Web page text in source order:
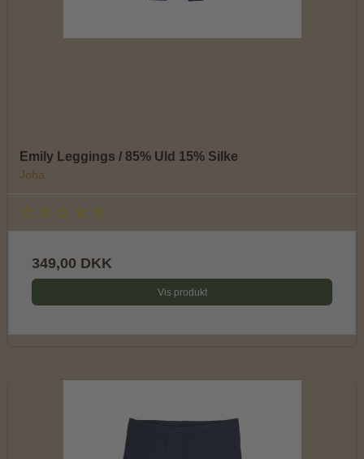
Emily Leggings / 85% Uld 15% Silke
Joha
349,00 DKK
Vis produkt